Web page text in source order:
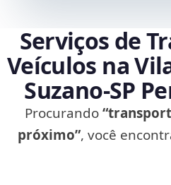
Serviços de
Veículos na
Suzano‑SP
Procurando
próximo”, você